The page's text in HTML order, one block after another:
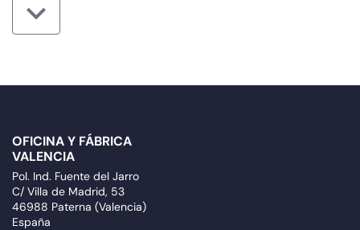
OFICINA Y FÁBRICA
VALENCIA
Pol. Ind. Fuente del Jarro
C/ Villa de Madrid, 53
46988 Paterna (Valencia)
España